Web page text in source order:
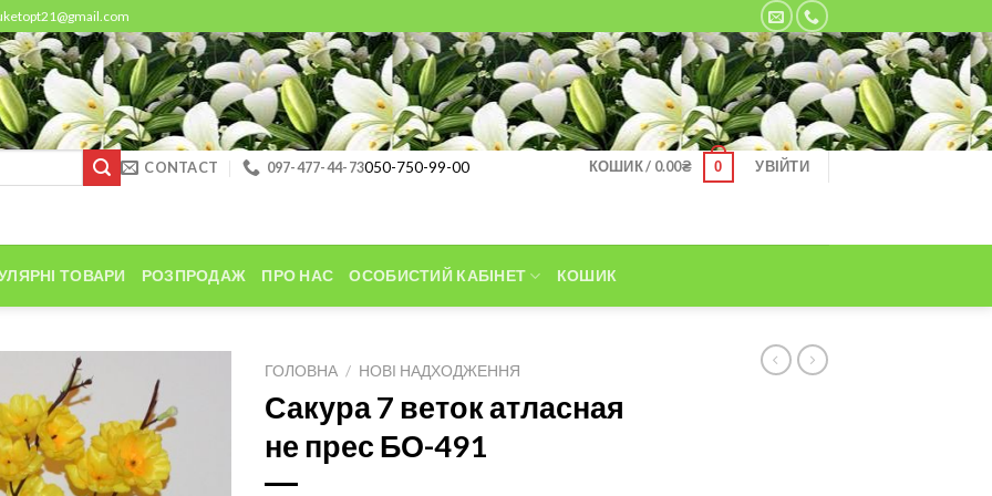
CONTACT 097-477-44-73050-750-99-00 КОШИК / 0.00₴ 0 УВІЙТИ
ТОВАРИ РОЗПРОДАЖ ПРО НАС ОСОБИСТИЙ КАБІНЕТ КОШИК
Add to
Wishlist
ГОЛОВНА / НОВІ НАДХОДЖЕННЯ
Сакура 7 веток атласная
не прес БО-491